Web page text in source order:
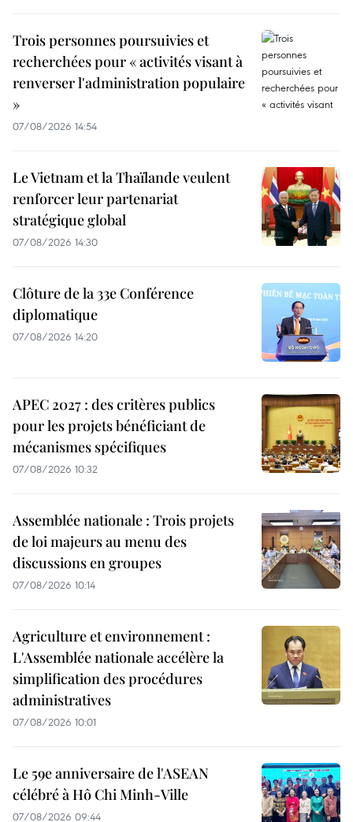
Trois personnes poursuivies et
recherchées pour « activités visant à
renverser l'administration populaire
»
07/08/2026 14:54
Le Vietnam et la Thaïlande veulent
renforcer leur partenariat
stratégique global
07/08/2026 14:30
Clôture de la 33e Conférence
diplomatique
07/08/2026 14:20
APEC 2027 : des critères publics
pour les projets bénéficiant de
mécanismes spécifiques
07/08/2026 10:32
Assemblée nationale : Trois projets
de loi majeurs au menu des
discussions en groupes
07/08/2026 10:14
Agriculture et environnement :
L'Assemblée nationale accélère la
simplification des procédures
administratives
07/08/2026 10:01
Le 59e anniversaire de l'ASEAN
célébré à Hô Chi Minh-Ville
07/08/2026 09:44